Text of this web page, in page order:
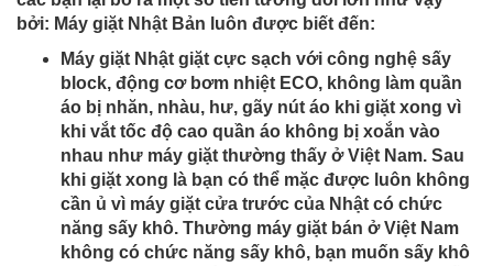
bởi: Máy giặt Nhật Bản luôn được biết đến:
Máy giặt Nhật giặt cực sạch với công nghệ sấy
block, động cơ bơm nhiệt ECO, không làm quần
áo bị nhăn, nhàu, hư, gãy nút áo khi giặt xong vì
khi vắt tốc độ cao quần áo không bị xoắn vào
nhau như máy giặt thường thấy ở Việt Nam. Sau
khi giặt xong là bạn có thể mặc được luôn không
cần ủ vì máy giặt cửa trước của Nhật có chức
năng sấy khô. Thường máy giặt bán ở Việt Nam
không có chức năng sấy khô, bạn muốn sấy khô